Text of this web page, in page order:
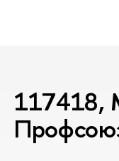
117418,